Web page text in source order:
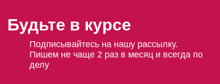
Будьте в курсе
Подписывайтесь на нашу рассылку.
Пишем не чаще 2 раз в месяц и всегда по
делу